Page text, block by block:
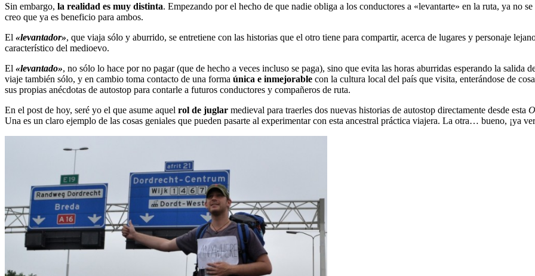
Sin embargo, la realidad es muy distinta. Empezando por el hecho de que nadie obliga a los conductores a «levantarte» en la ruta, ya no
creo que ya es beneficio para ambos.
El «levantador», que viaja sólo y aburrido, se entretiene con las historias que el otro tiene para compartir, acerca de lugares y personaje
característico del medioevo.
El «levantado», no sólo lo hace por no pagar (que de hecho a veces incluso se paga), sino que evita las horas aburridas esperando la salida
viaje también sólo, y en cambio toma contacto de una forma única e inmejorable con la cultura local del país que visita, enterándose de
sus propias anécdotas de autostop para contarle a futuros conductores y compañeros de ruta.
En el post de hoy, seré yo el que asume aquel rol de juglar medieval para traerles dos nuevas historias de autostop directamente desde esta
Una es un claro ejemplo de las cosas geniales que pueden pasarte al experimentar con esta ancestral práctica viajera. La otra… bueno, ¡ya